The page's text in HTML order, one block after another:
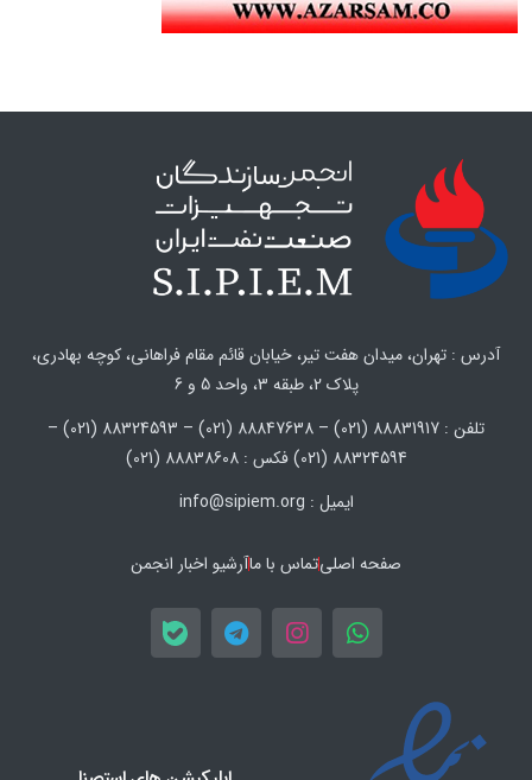
آدرس : تهران، میدان هفت تیر، خیابان قائم مقام فراهانی، کوچه بهادری،
پلاک 2، طبقه 3، واحد 5 و 6
تلفن : 88831917 (021) – 88847638 (021) – 88324593 (021) –
88324594 (021) فکس : 88838608 (021)
ایمیل : info@sipiem.org
صفحه اصلیتماس با ماآرشیو اخبار انجمن